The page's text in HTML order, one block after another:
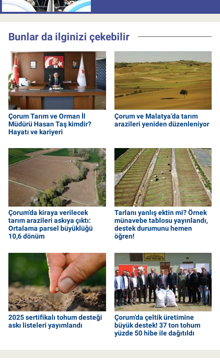
Bunlar da ilginizi çekebilir
Çorum Tarım ve Orman İl
Müdürü Hasan Taş kimdir?
Hayatı ve kariyeri
Çorum ve Malatya’da tarım
arazileri yeniden düzenleniyor
Çorum’da kiraya verilecek
tarım arazileri askıya çıktı:
Ortalama parsel büyüklüğü
10,6 dönüm
Tarlanı yanlış ektin mi? Örnek
münavebe tablosu yayınlandı,
destek durumunu hemen
öğren!
2025 sertifikalı tohum desteği
askı listeleri yayımlandı
Çorum’da çeltik üretimine
büyük destek! 37 ton tohum
yüzde 50 hibe ile dağıtıldı